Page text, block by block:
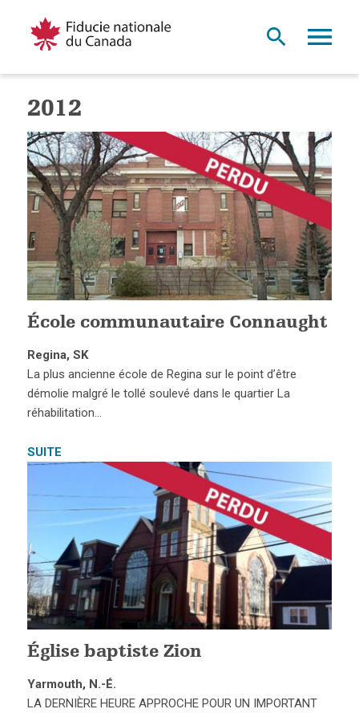
2012
École communautaire Connaught
Regina, SK
La plus ancienne école de Regina sur le point d’être
démolie malgré le tollé soulevé dans le quartier La
réhabilitation…
SUITE
Église baptiste Zion
Yarmouth, N.-É.
LA DERNIÈRE HEURE APPROCHE POUR UN IMPORTANT